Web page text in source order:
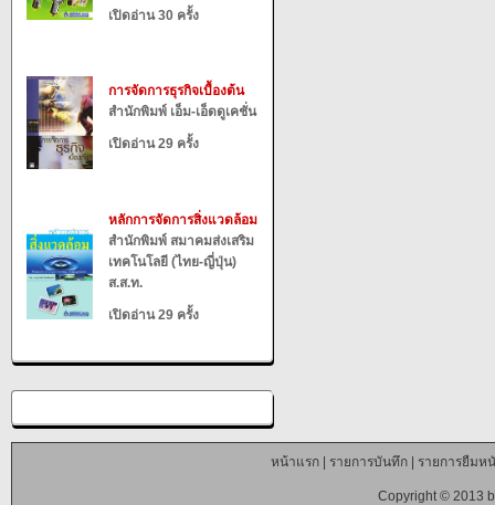
เปิดอ่าน 30 ครั้ง
การจัดการธุรกิจเบื้องต้น
สำนักพิมพ์ เอ็ม-เอ็ดดูเคชั่น
เปิดอ่าน 29 ครั้ง
หลักการจัดการสิ่งแวดล้อม
สำนักพิมพ์ สมาคมส่งเสริม
เทคโนโลยี (ไทย-ญี่ปุ่น)
ส.ส.ท.
เปิดอ่าน 29 ครั้ง
หน้าแรก| รายการบันทึก| รายการยืมห
Copyright © 2013